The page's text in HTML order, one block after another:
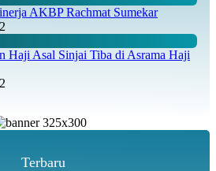
AKBP Rachmat Sumekar
Haji Asal Sinjai Tiba di Asrama Haji
Terbaru